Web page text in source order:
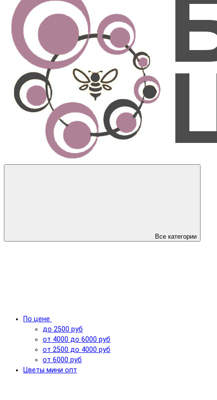
Все категории
По цене
до 2500 руб
от 4000 до 6000 руб
от 2500 до 4000 руб
от 6000 руб
Цветы мини опт